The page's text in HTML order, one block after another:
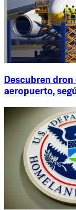
Descubren
aeropuerto,